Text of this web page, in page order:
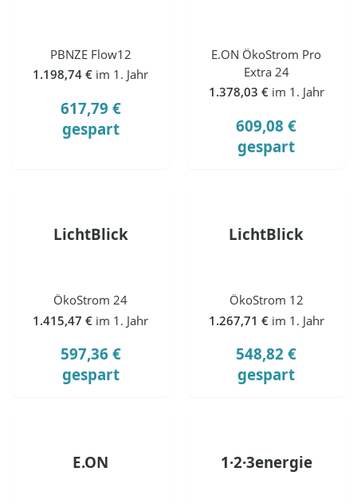
PBNZE Flow12
1.198,74 € im 1. Jahr
617,79 €
gespart
E.ON ÖkoStrom Pro
Extra 24
1.378,03 € im 1. Jahr
609,08 €
gespart
LichtBlick
ÖkoStrom 24
1.415,47 € im 1. Jahr
597,36 €
gespart
LichtBlick
ÖkoStrom 12
1.267,71 € im 1. Jahr
548,82 €
gespart
E.ON 1·2·3energie